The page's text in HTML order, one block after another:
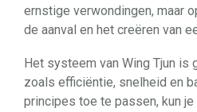
ernstige verwondingen, maar
de aanval en het creëren van
Het systeem van Wing Tjun is
zoals efficiëntie, snelheid en
principes toe te passen, kun